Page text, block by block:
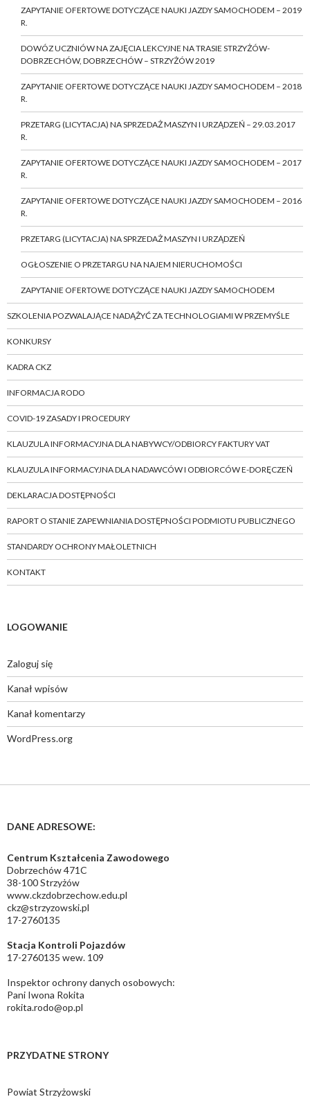
ZAPYTANIE OFERTOWE DOTYCZĄCE NAUKI JAZDY SAMOCHODEM – 2019
R.
DOWÓZ UCZNIÓW NA ZAJĘCIA LEKCYJNE NA TRASIE STRZYŻÓW-
DOBRZECHÓW, DOBRZECHÓW – STRZYŻÓW 2019
ZAPYTANIE OFERTOWE DOTYCZĄCE NAUKI JAZDY SAMOCHODEM – 2018
R.
PRZETARG (LICYTACJA) NA SPRZEDAŻ MASZYN I URZĄDZEŃ – 29.03.2017
R.
ZAPYTANIE OFERTOWE DOTYCZĄCE NAUKI JAZDY SAMOCHODEM – 2017
R.
ZAPYTANIE OFERTOWE DOTYCZĄCE NAUKI JAZDY SAMOCHODEM – 2016
R.
PRZETARG (LICYTACJA) NA SPRZEDAŻ MASZYN I URZĄDZEŃ
OGŁOSZENIE O PRZETARGU NA NAJEM NIERUCHOMOŚCI
ZAPYTANIE OFERTOWE DOTYCZĄCE NAUKI JAZDY SAMOCHODEM
SZKOLENIA POZWALAJĄCE NADĄŻYĆ ZA TECHNOLOGIAMI W PRZEMYŚLE
KONKURSY
KADRA CKZ
INFORMACJA RODO
COVID-19 ZASADY I PROCEDURY
KLAUZULA INFORMACYJNA DLA NABYWCY/ODBIORCY FAKTURY VAT
KLAUZULA INFORMACYJNA DLA NADAWCÓW I ODBIORCÓW E-DORĘCZEŃ
DEKLARACJA DOSTĘPNOŚCI
RAPORT O STANIE ZAPEWNIANIA DOSTĘPNOŚCI PODMIOTU PUBLICZNEGO
STANDARDY OCHRONY MAŁOLETNICH
KONTAKT
LOGOWANIE
Zaloguj się
Kanał wpisów
Kanał komentarzy
WordPress.org
DANE ADRESOWE:
Centrum Kształcenia Zawodowego
Dobrzechów 471C
38-100 Strzyżów
www.ckzdobrzechow.edu.pl
ckz@strzyzowski.pl
17-2760135
Stacja Kontroli Pojazdów
17-2760135 wew. 109
Inspektor ochrony danych osobowych:
Pani Iwona Rokita
rokita.rodo@op.pl
PRZYDATNE STRONY
Powiat Strzyżowski